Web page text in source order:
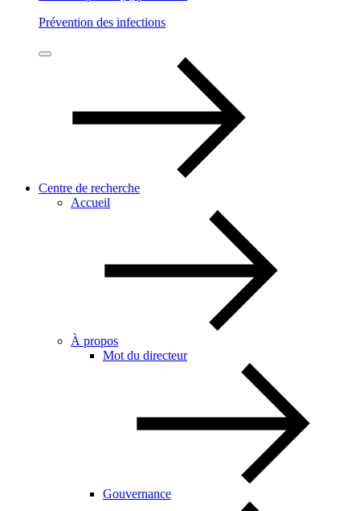
Prévention des infections
Centre de recherche
Accueil
À propos
Mot du directeur
Gouvernance